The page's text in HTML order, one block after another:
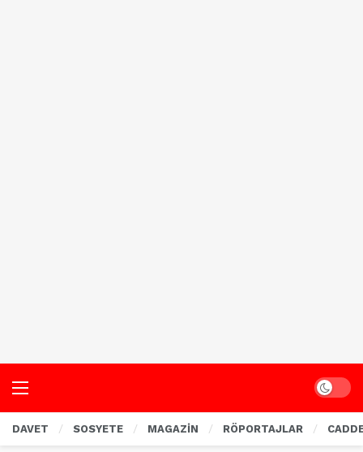
Dark
DAVET SOSYETE MAGAZİN RÖPORTAJLAR